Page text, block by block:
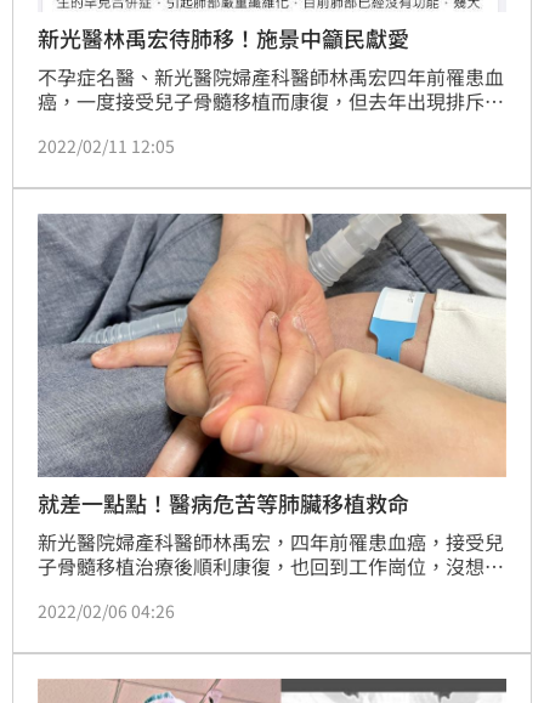
新光醫林禹宏待肺移！施景中籲民獻愛
不孕症名醫、新光醫院婦產科醫師林禹宏四年前罹患血
癌，一度接受兒子骨髓移植而康復，但去年出現排斥反
醫院等待肺臟移植續命。對此，台大醫院婦產科醫師施
這是他最後的機會了」，請大家支持器官捐贈，讓愛繼
續傳下去。（記者：簡浩正）
2022/02/11 12:05
就差一點點！醫病危苦等肺臟移植救命
新光醫院婦產科醫師林禹宏，四年前罹患血癌，接受兒
子骨髓移植治療後順利康復，也回到工作崗位，沒想到
嚴重脫皮、指甲斷裂脫落等症狀，體重更在兩周內掉了
師肺臟功能快速下降，12月病情惡化送醫，搶救後目前
在台大醫院等待肺臟移植。
2022/02/06 04:26